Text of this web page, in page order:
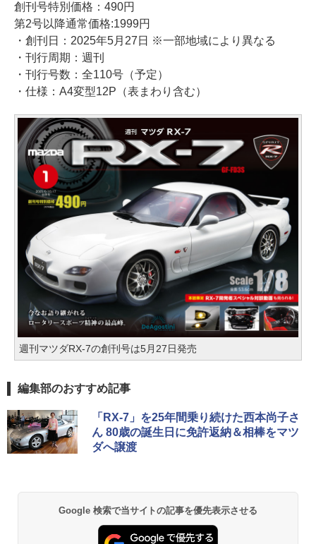
創刊号特別価格：490円
第2号以降通常価格:1999円
・創刊日：2025年5月27日 ※一部地域により異なる
・刊行周期：週刊
・刊行号数：全110号（予定）
・仕様：A4変型12P（表まわり含む）
週刊マツダRX-7の創刊号は5月27日発売
編集部のおすすめ記事
「RX-7」を25年間乗り続けた西本尚子さ
ん 80歳の誕生日に免許返納＆相棒をマツ
ダへ譲渡
Google 検索で当サイトの記事を優先表示させる